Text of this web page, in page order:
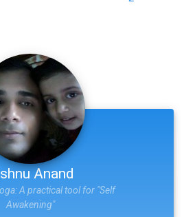
Anand
A practical tool for "Self
Awakening"